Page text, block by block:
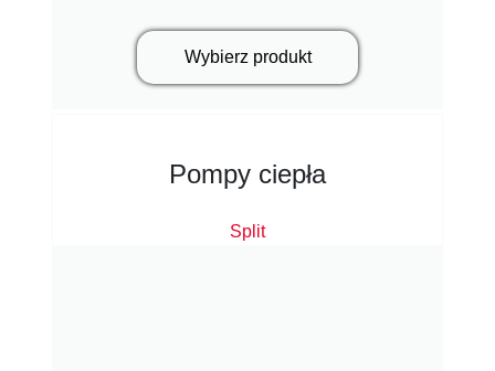
Wybierz produkt
Pompy ciepła
Split